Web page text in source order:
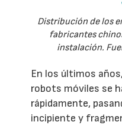
Distribución de los
fabricantes
instalación.
En los últimos
robots móviles se
rápidamente,
incipiente y